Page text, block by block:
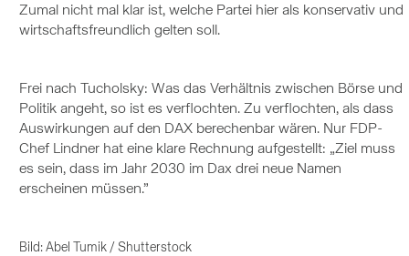
Zumal nicht mal klar ist, welche Partei hier als konservativ und
wirtschaftsfreundlich gelten soll.
Frei nach Tucholsky: Was das Verhältnis zwischen Börse und
Politik angeht, so ist es verflochten. Zu verflochten, als dass
Auswirkungen auf den DAX berechenbar wären. Nur FDP-
Chef Lindner hat eine klare Rechnung aufgestellt: „Ziel muss
es sein, dass im Jahr 2030 im Dax drei neue Namen
erscheinen müssen.”
Bild: Abel Tumik / Shutterstock